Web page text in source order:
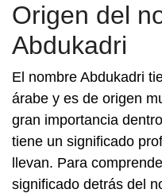
Origen del
Abdukadri
El nombre Abdukadri
árabe y es de origen
gran importancia
tiene un significado
llevan. Para
significado detrás del